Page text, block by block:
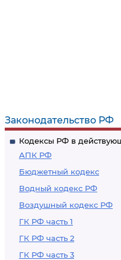
Законодательство РФ
Кодексы РФ в
АПК РФ
Бюджетный кодекс
Водный кодекс РФ
Воздушный кодекс РФ
ГК РФ часть 1
ГК РФ часть 2
ГК РФ часть 3